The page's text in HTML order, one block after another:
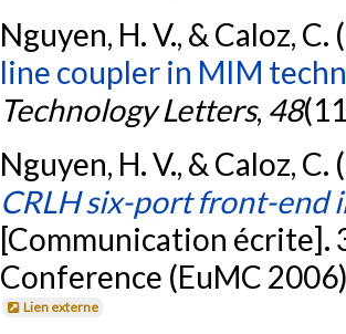
Nguyen, H. V., & Caloz,
line coupler in MIM
Technology Letters, 48
Nguyen, H. V., & Caloz,
CRLH six-port front-end
[Communication écrite].
Conference (EuMC
Lien externe